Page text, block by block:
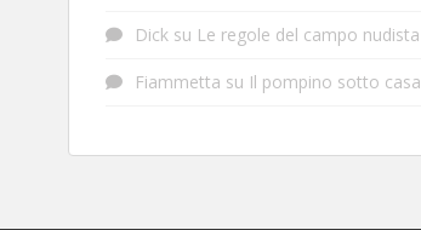
Dick su Le regole del campo nudista
Fiammetta su Il pompino sotto casa